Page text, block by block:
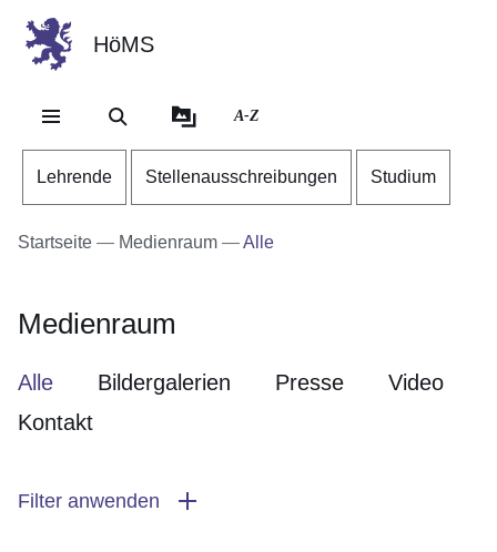
HöMS
A-Z
Lehrende Stellenausschreibungen Studium
Startseite Medienraum Alle
Medienraum
Alle Bildergalerien Presse
Video
Kontakt
Filter anwenden